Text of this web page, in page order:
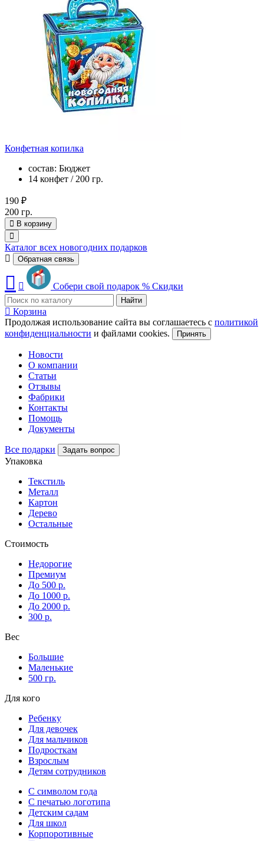
Конфетная копилка
состав: Бюджет
14 конфет / 200 гр.
190 ₽
200 гр.
В корзину
Каталог всех новогодних подарков
Обратная связь
Собери свой подарок % Скидки
Найти
Корзина
Продолжая использование сайта вы соглашаетесь с политикой
конфиденциальности и файлами cookies. Принять
Новости
О компании
Статьи
Отзывы
Фабрики
Контакты
Помощь
Документы
Все подарки Задать вопрос
Упаковка
Текстиль
Металл
Картон
Дерево
Остальные
Стоимость
Недорогие
Премиум
До 500 р.
До 1000 р.
До 2000 р.
300 р.
Вес
Большие
Маленькие
500 гр.
Для кого
Ребенку
Для девочек
Для мальчиков
Подросткам
Взрослым
Детям сотрудников
С символом года
С печатью логотипа
Детским садам
Для школ
Корпоротивные